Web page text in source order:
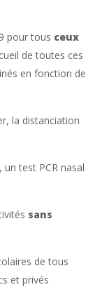
pour tous ceux
de toutes ces
en fonction de
la distanciation
test PCR nasal
sans
de tous
et privés